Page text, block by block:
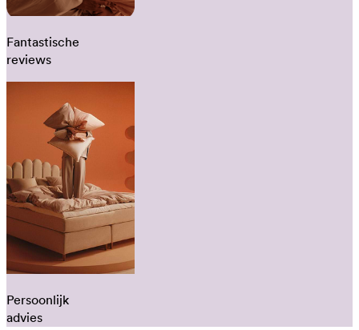
Fantastische
reviews
Persoonlijk
advies